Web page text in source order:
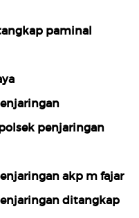
paminal
penjaringan
akp m fajar
ditangkap